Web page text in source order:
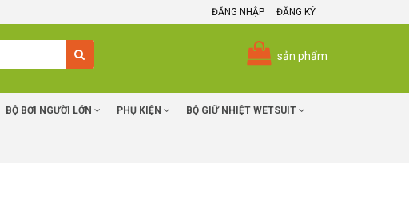
ĐĂNG NHẬP ĐĂNG KÝ
sản phẩm
BỘ BƠI NGƯỜI LỚN PHỤ KIỆN BỘ GIỮ NHIỆT WETSUIT